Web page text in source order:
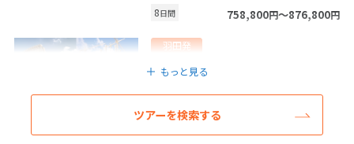
2
3
4
5 6 7
14
18
19 20 21 22 23
24
27 28 29 31
8日間 758,800円〜876,800円
羽田発
スペイン/バルセロナ
片道直行便で行く！ヨーロッパ人気２カ国
フリープラン♪価格重視に嬉しい市内ホテル
滞在 7日間≪羽田昼発/ITAエアウェイズ≫
もっと見る
ツアーを検索する